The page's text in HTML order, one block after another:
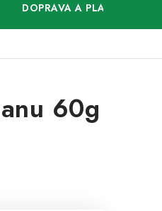
DOPRAVA A PLATBA
60g